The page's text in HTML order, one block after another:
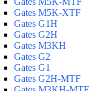
Gates M5K-XTF
Gates G1H
Gates G2H
Gates M3KH
Gates G2
Gates G1
Gates G2H-MTF